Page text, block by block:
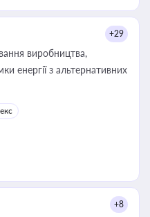
+29
виробництва,
енергії з альтернативних
+8